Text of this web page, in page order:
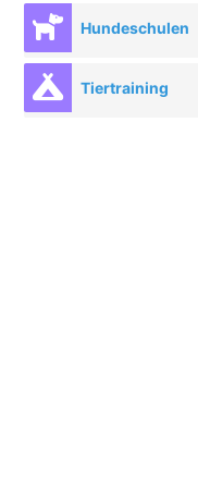
Hundeschulen
Tiertraining